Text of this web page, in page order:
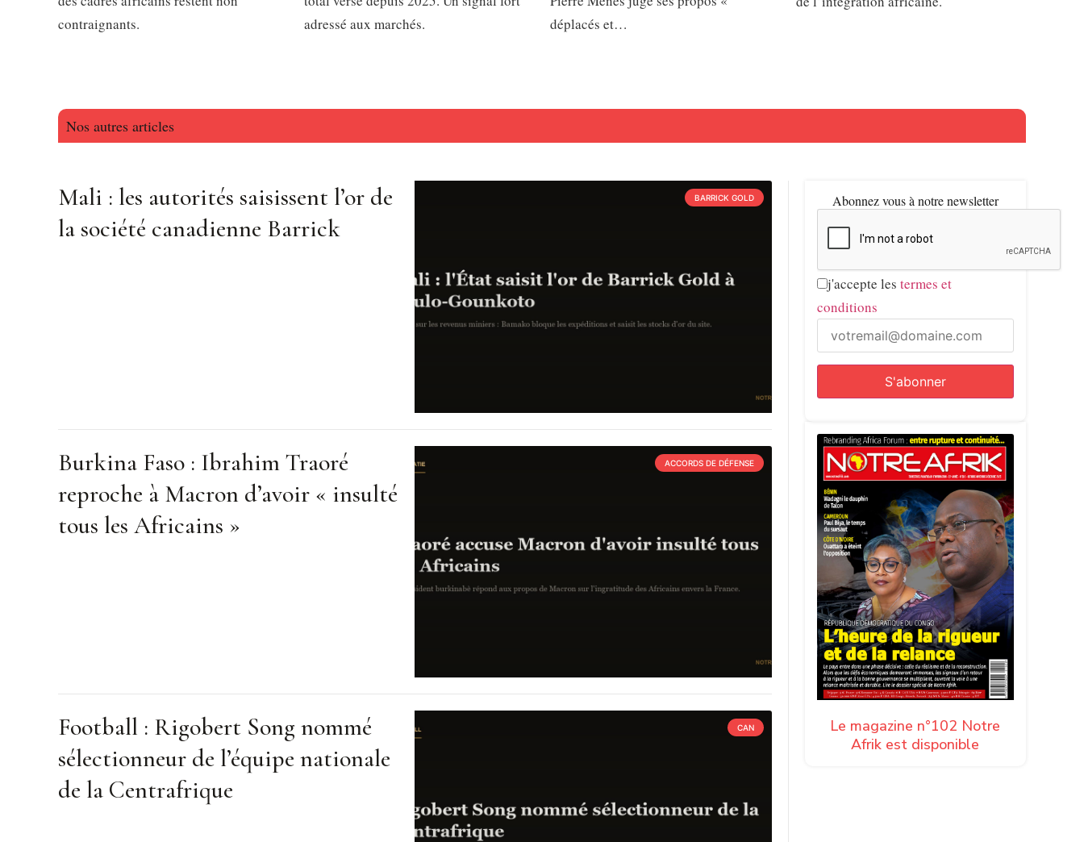
contraignants.
adressé aux marchés.
déplacés et…
Nos autres articles
BARRICK GOLD
Mali : les autorités saisissent l’or de
la société canadienne Barrick
ACCORDS DE DÉFENSE
Burkina Faso : Ibrahim Traoré
reproche à Macron d’avoir « insulté
tous les Africains »
CAN
Football : Rigobert Song nommé
sélectionneur de l’équipe nationale
de la Centrafrique
Abonnez vous à notre newsletter
j'accepte les termes et
conditions
Le magazine n°102 Notre
Afrik est disponible